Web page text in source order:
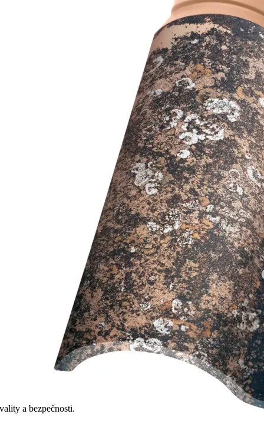
a bezpečnosti.